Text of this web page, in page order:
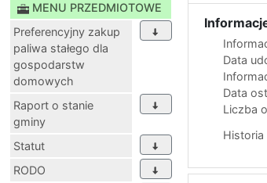
MENU PRZEDMIOTOWE
Preferencyjny zakup
paliwa stałego dla
gospodarstw
domowych
Raport o stanie
gminy
Statut
RODO
Data
Data
Liczba
Historia